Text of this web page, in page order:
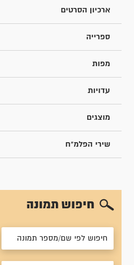
ארכיון הסרטים
ספרייה
מפות
עדויות
מוצגים
שירי הפלמ"ח
חיפוש תמונה